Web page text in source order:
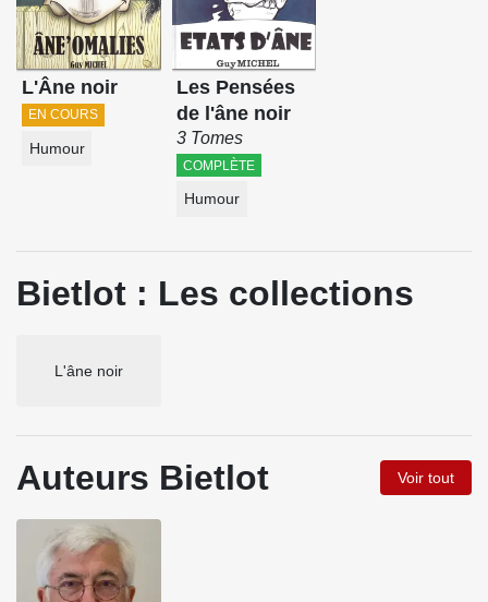
L'Âne noir
EN COURS
Humour
Les Pensées
de l'âne noir
3 Tomes
COMPLÈTE
Humour
Bietlot : Les collections
L'âne noir
Auteurs Bietlot Voir tout